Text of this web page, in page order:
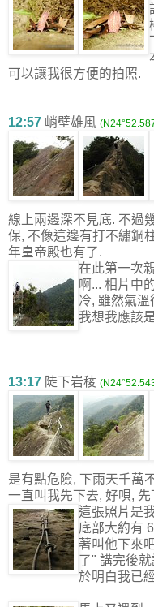
可以讓我很方便的拍照.
12:57 峭壁雄風
線上兩邊深不見底. 不過
保, 不像這邊有打不繡鋼
年皇帝殿也有了.
在此第一次
啊... 相片中
冷, 雖然氣
我想我應該
13:17 陡下岩稜
是有點危險, 下雨天千萬
一直叫我先下去, 好唄, 先
這張照片是
底部大約有
著叫他下來
了" 講完後
於明白我已